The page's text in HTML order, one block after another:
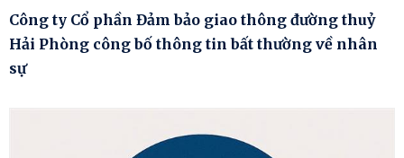
Công ty Cổ phần Đảm bảo giao thông đường thuỷ
Hải Phòng công bố thông tin bất thường về nhân
sự